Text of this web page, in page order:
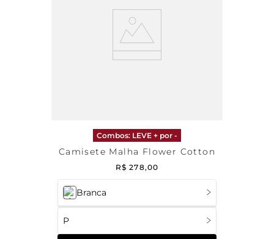
Branca
P
Combos: LEVE + por -
Camisete Malha Flower Cotton
R$ 278,00